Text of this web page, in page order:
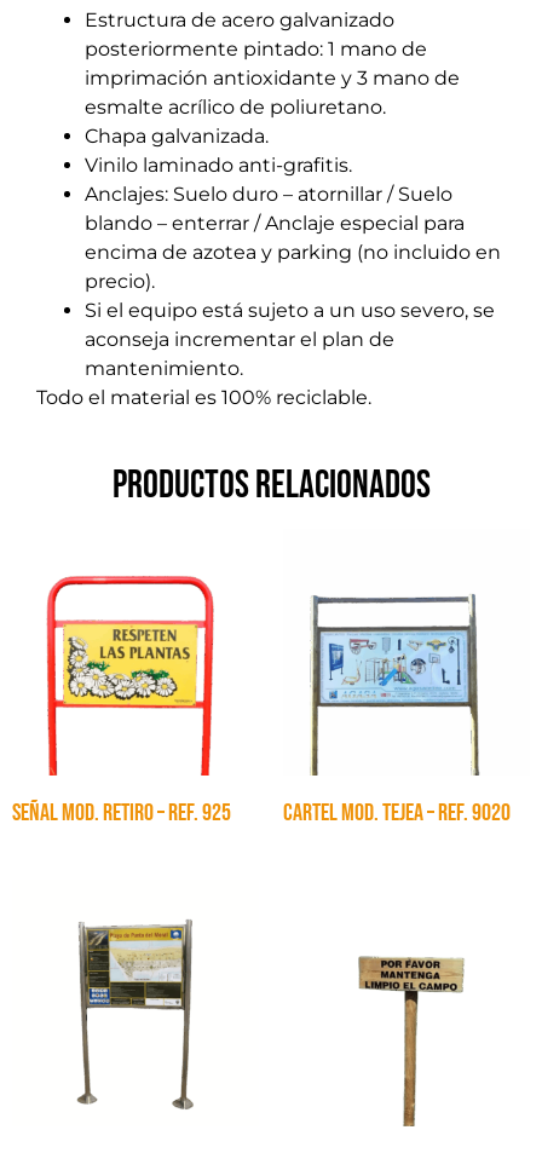
Estructura de acero galvanizado
posteriormente pintado: 1 mano de
imprimación antioxidante y 3 mano de
esmalte acrílico de poliuretano.
Chapa galvanizada.
Vinilo laminado anti-grafitis.
Anclajes: Suelo duro – atornillar / Suelo
blando – enterrar / Anclaje especial para
encima de azotea y parking (no incluido en
precio).
Si el equipo está sujeto a un uso severo, se
aconseja incrementar el plan de
mantenimiento.
Todo el material es 100% reciclable.
Productos relacionados
SEÑAL MOD. RETIRO – Ref. 925 CARTEL MOD. TEJEA – Ref. 9020